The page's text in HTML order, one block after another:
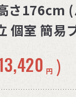
さ176cm (
個室 簡易
円 )